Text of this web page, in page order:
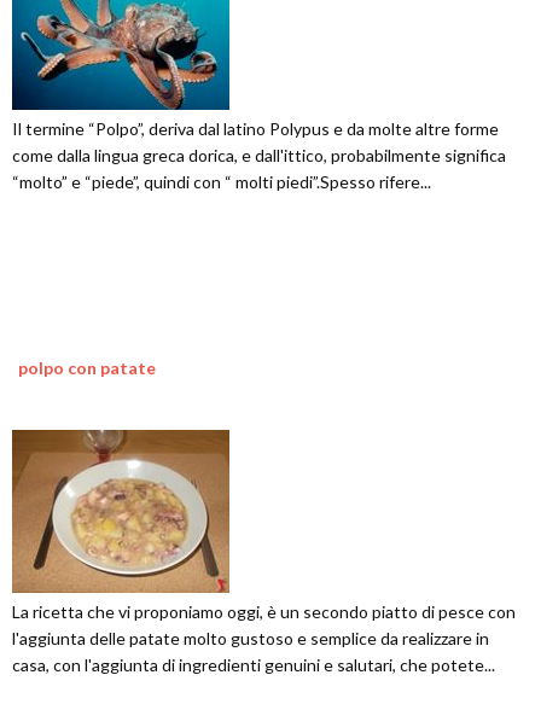
Il termine “Polpo”, deriva dal latino Polypus e da molte altre forme
come dalla lingua greca dorica, e dall'ittico, probabilmente significa
“molto” e “piede”, quindi con “ molti piedi”.Spesso rifere...
polpo con patate
La ricetta che vi proponiamo oggi, è un secondo piatto di pesce con
l'aggiunta delle patate molto gustoso e semplice da realizzare in
casa, con l'aggiunta di ingredienti genuini e salutari, che potete...